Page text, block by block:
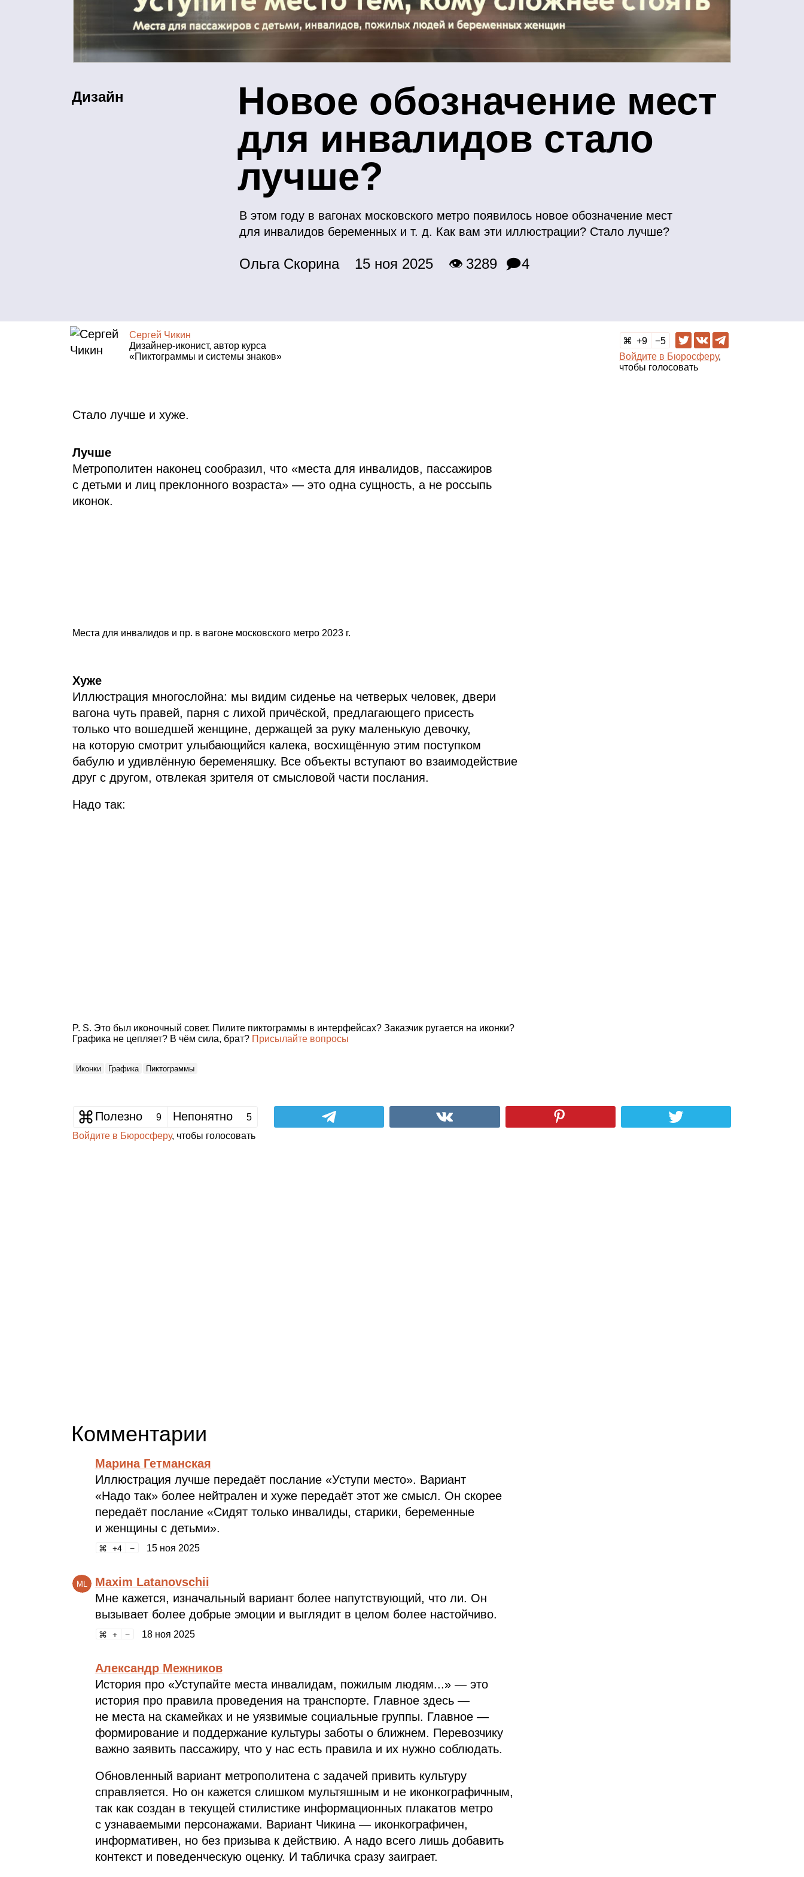
Дизайн Новое обозначение мест
для инвалидов стало
лучше?
В этом году в вагонах московского метро появилось новое обозначение мест
для инвалидов беременных и т. д. Как вам эти иллюстрации? Стало лучше?
Ольга Скорина 15 ноя 2025 👁 3289 🗩4
Сергей Чикин
Дизайнер‑иконист, автор курса
«Пиктограммы и системы знаков»
9
5
Войдите в Бюросферу,
чтобы голосовать
Стало лучше и хуже.
Лучше
Метрополитен наконец сообразил, что «места для инвалидов, пассажиров
с детьми и лиц преклонного возраста» — это одна сущность, а не россыпь
иконок.
Места для инвалидов и пр. в вагоне московского метро 2023 г.
Хуже
Иллюстрация многослойна: мы видим сиденье на четверых человек, двери
вагона чуть правей, парня с лихой причёской, предлагающего присесть
только что вошедшей женщине, держащей за руку маленькую девочку,
на которую смотрит улыбающийся калека, восхищённую этим поступком
бабулю и удивлённую беременяшку. Все объекты вступают во взаимодействие
друг с другом, отвлекая зрителя от смысловой части послания.
Надо так:
P. S. Это был иконочный совет. Пилите пиктограммы в интерфейсах? Заказчик ругается на иконки?
Графика не цепляет? В чём сила, брат? Присылайте вопросы
Иконки Графика Пиктограммы
Полезно 9 Непонятно
5
Войдите в Бюросферу, чтобы голосовать
Комментарии
Марина Гетманская
Иллюстрация лучше передаёт послание «Уступи место». Вариант
«Надо так» более нейтрален и хуже передаёт этот же смысл. Он скорее
передаёт послание «Сидят только инвалиды, старики, беременные
и женщины с детьми».
4 15 ноя 2025
ML
Maxim Latanovschii
Мне кажется, изначальный вариант более напутствующий, что ли. Oн
вызывает более добрые эмоции и выглядит в целом более настойчиво.
18 ноя 2025
Александр Межников
История про «Уступайте места инвалидам, пожилым людям...» — это
история про правила проведения на транспорте. Главное здесь —
не места на скамейках и не уязвимые социальные группы. Главное —
формирование и поддержание культуры заботы о ближнем. Перевозчику
важно заявить пассажиру, что у нас есть правила и их нужно соблюдать.
Обновленный вариант метрополитена с задачей привить культуру
справляется. Но он кажется слишком мультяшным и не иконкографичным,
так как создан в текущей стилистике информационных плакатов метро
с узнаваемыми персонажами. Вариант Чикина — иконкографичен,
информативен, но без призыва к действию. А надо всего лишь добавить
контекст и поведенческую оценку. И табличка сразу заиграет.